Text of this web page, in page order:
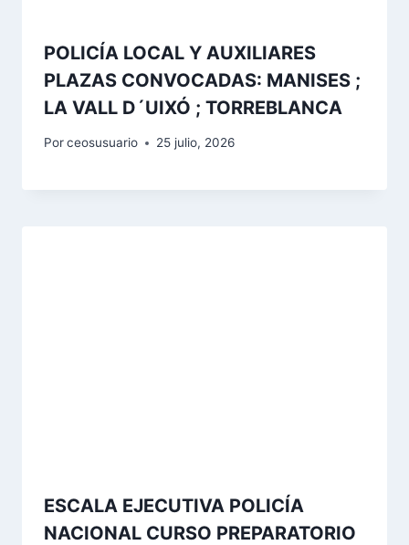
POLICÍA LOCAL Y AUXILIARES
PLAZAS CONVOCADAS: MANISES ;
LA VALL D´UIXÓ ; TORREBLANCA
Porceosusuario 25 julio, 2026
ESCALA EJECUTIVA POLICÍA
NACIONAL CURSO PREPARATORIO